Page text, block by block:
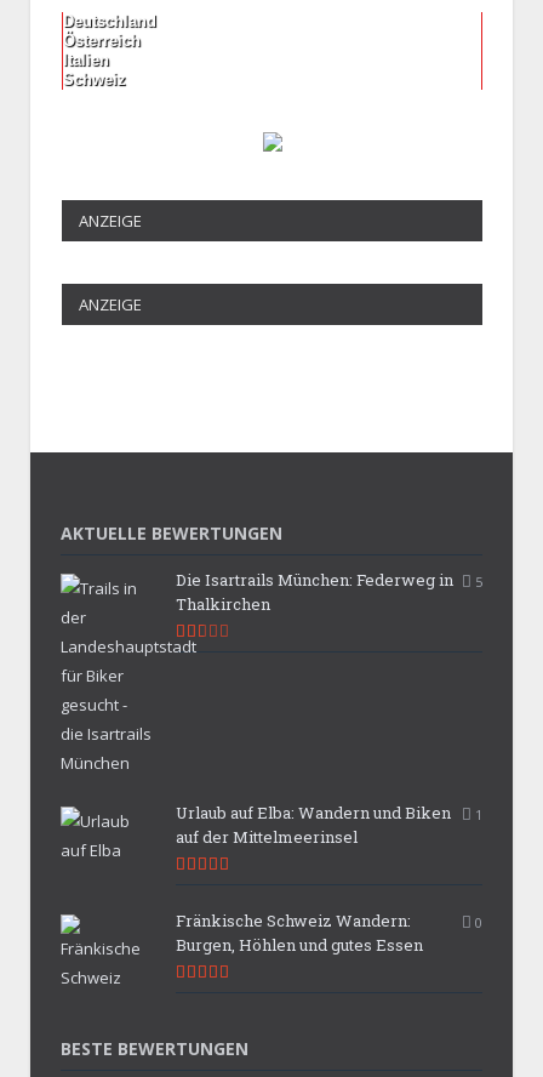
Deutschland
Österreich
Italien
Schweiz
ANZEIGE
ANZEIGE
AKTUELLE BEWERTUNGEN
5
Die Isartrails München: Federweg in
Thalkirchen
1
Urlaub auf Elba: Wandern und Biken
auf der Mittelmeerinsel
0
Fränkische Schweiz Wandern:
Burgen, Höhlen und gutes Essen
BESTE BEWERTUNGEN